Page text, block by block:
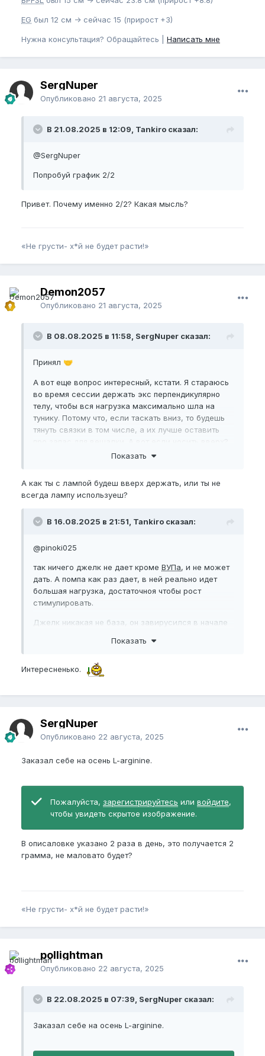
EG был 12 см -> сейчас 15 (прирост +3)
Нужна консультация? Обращайтесь | Написать мне
SergNuper
Опубликовано 21 августа, 2025
В 21.08.2025 в 12:09, Tankiro сказал:
@SergNuper
Попробуй график 2/2
Привет. Почему именно 2/2? Какая мысль?
«Не грусти- х*й не будет расти!»
Demon2057
Опубликовано 21 августа, 2025
В 08.08.2025 в 11:58, SergNuper сказал:
Принял 🤝
А вот еще вопрос интересный, кстати. Я стараюсь
во время сессии держать экс перпендикулярно
телу, чтобы вся нагрузка максимально шла на
тунику. Потому что, если таскать вниз, то будешь
тянуть связки в том числе, а их лучше оставить
Имеет смысл чередовать направления? Одну
Показать
А как ты с лампой будеш вверх держать, или ты не
всегда лампу используеш?
В 16.08.2025 в 21:51, Tankiro сказал:
@pinoki025
так ничего джелк не дает кроме ВУПа, и не может
дать. А помпа как раз дает, в ней реально идет
большая нагрузка, достаточноя чтобы рост
стимулировать.
Джелк никакая не база, он завирусился в начале
который у арабов узнал секретную технику и на
по факту -джелк это пустышка, просто
Показать
Интересненько.
SergNuper
Опубликовано 22 августа, 2025
Заказал себе на осень L-arginine.
Пожалуйста, зарегистрируйтесь или войдите,
чтобы увидеть скрытое изображение.
В описаловке указано 2 раза в день, это получается 2
грамма, не маловато будет?
«Не грусти- х*й не будет расти!»
pollightman
Опубликовано 22 августа, 2025
В 22.08.2025 в 07:39, SergNuper сказал:
Заказал себе на осень L-arginine.